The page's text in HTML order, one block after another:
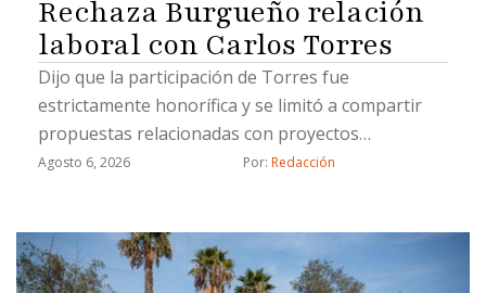
Rechaza Burgueño relación
laboral con Carlos Torres
Dijo que la participación de Torres fue
estrictamente honorífica y se limitó a compartir
propuestas relacionadas con proyectos
estratégicos
Agosto 6, 2026 Por: Redacción